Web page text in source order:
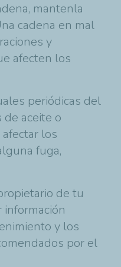
mantenla
cadena en mal
y
afecten los
periódicas del
aceite o
los
fuga,
de tu
y los
por el